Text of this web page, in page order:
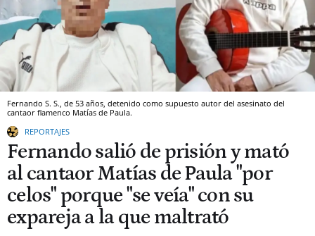
Fernando S. S., de 53 años, detenido como supuesto autor del asesinato del
cantaor flamenco Matías de Paula.
REPORTAJES
Fernando salió de prisión y mató
al cantaor Matías de Paula "por
celos" porque "se veía" con su
expareja a la que maltrató